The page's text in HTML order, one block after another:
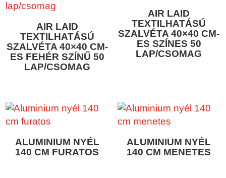
AIR LAID
TEXTILHATÁSÚ
SZALVÉTA 40×40 CM-
ES FEHÉR SZÍNŰ 50
LAP/CSOMAG
AIR LAID
TEXTILHATÁSÚ
SZALVÉTA 40×40 CM-
ES SZÍNES 50
LAP/CSOMAG
ALUMINIUM NYÉL
140 CM FURATOS
ALUMINIUM NYÉL
140 CM MENETES